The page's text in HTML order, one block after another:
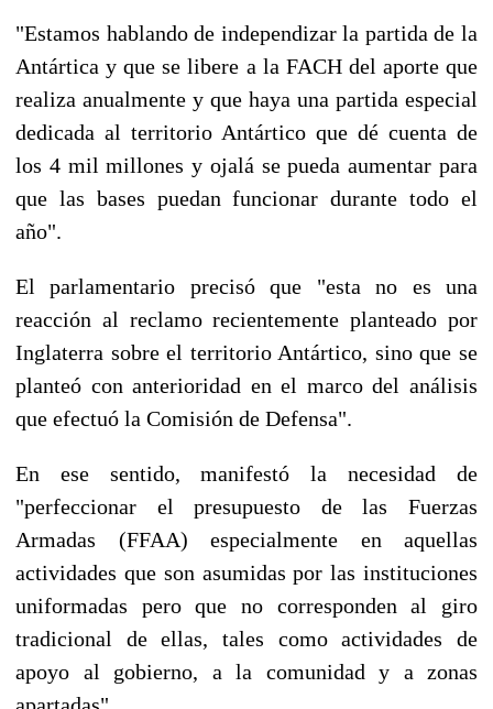
"Estamos hablando de independizar la partida de la
Antártica y que se libere a la FACH del aporte que
realiza anualmente y que haya una partida especial
dedicada al territorio Antártico que dé cuenta de
los 4 mil millones y ojalá se pueda aumentar para
que las bases puedan funcionar durante todo el
año".
El parlamentario precisó que "esta no es una
reacción al reclamo recientemente planteado por
Inglaterra sobre el territorio Antártico, sino que se
planteó con anterioridad en el marco del análisis
que efectuó la Comisión de Defensa".
En ese sentido, manifestó la necesidad de
"perfeccionar el presupuesto de las Fuerzas
Armadas (FFAA) especialmente en aquellas
actividades que son asumidas por las instituciones
uniformadas pero que no corresponden al giro
tradicional de ellas, tales como actividades de
apoyo al gobierno, a la comunidad y a zonas